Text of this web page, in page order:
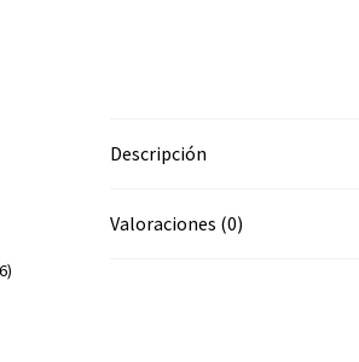
Descripción
Valoraciones (0)
56